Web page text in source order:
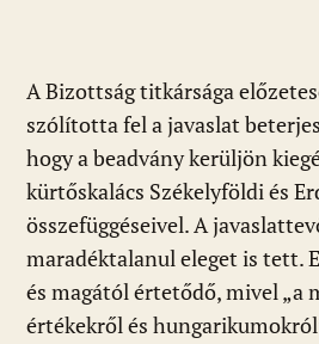
A Bizottság titkársága
szólította fel a javaslat
hogy a beadvány kerüljön
kürtőskalács Székelyföldi és
összefüggéseivel. A
maradéktalanul eleget is tett.
és magától értetődő, mivel „a
értékekről és